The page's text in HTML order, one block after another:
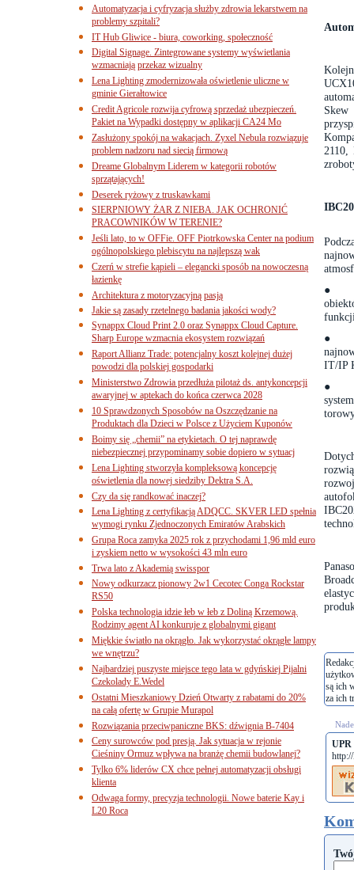
2110,
●
●
IT/IP
●
są ich
za ich
UPR
Automatyzacja i cyfryzacja służby zdrowia lekarstwem na
problemy szpitali?
IT Hub Gliwice - biura, coworking, społeczność
Digital Signage. Zintegrowane systemy wyświetlania
wzmacniają przekaz wizualny
Lena Lighting zmodernizowała oświetlenie uliczne w
gminie Gierałtowice
Credit Agricole rozwija cyfrową sprzedaż ubezpieczeń.
Pakiet na Wypadki dostępny w aplikacji CA24 Mo
Zasłużony spokój na wakacjach. Zyxel Nebula rozwiązuje
problem nadzoru nad siecią firmową
Dreame Globalnym Liderem w kategorii robotów
sprzątających!
Deserek ryżowy z truskawkami
SIERPNIOWY ŻAR Z NIEBA. JAK OCHRONIĆ
PRACOWNIKÓW W TERENIE?
Jeśli lato, to w OFFie. OFF Piotrkowska Center na podium
ogólnopolskiego plebiscytu na najlepszą wak
Czerń w strefie kąpieli – elegancki sposób na nowoczesną
łazienkę
Architektura z motoryzacyjną pasją
Jakie są zasady rzetelnego badania jakości wody?
Synappx Cloud Print 2.0 oraz Synappx Cloud Capture.
Sharp Europe wzmacnia ekosystem rozwiązań
Raport Allianz Trade: potencjalny koszt kolejnej dużej
powodzi dla polskiej gospodarki
Ministerstwo Zdrowia przedłuża pilotaż ds. antykoncepcji
awaryjnej w aptekach do końca czerwca 2028
10 Sprawdzonych Sposobów na Oszczędzanie na
Produktach dla Dzieci w Polsce z Użyciem Kuponów
Boimy się „chemii” na etykietach. O tej naprawdę
niebezpiecznej przypominamy sobie dopiero w sytuacj
Lena Lighting stworzyła kompleksową koncepcję
oświetlenia dla nowej siedziby Dektra S.A.
Czy da się randkować inaczej?
Lena Lighting z certyfikacją ADQCC. SKVER LED spełnia
wymogi rynku Zjednoczonych Emiratów Arabskich
Grupa Roca zamyka 2025 rok z przychodami 1,96 mld euro
i zyskiem netto w wysokości 43 mln euro
Trwa lato z Akademią swisspor
Nowy odkurzacz pionowy 2w1 Cecotec Conga Rockstar
RS50
Polska technologia idzie łeb w łeb z Doliną Krzemową.
Rodzimy agent AI konkuruje z globalnymi gigant
Miękkie światło na okrągło. Jak wykorzystać okrągłe lampy
we wnętrzu?
Najbardziej puszyste miejsce tego lata w gdyńskiej Pijalni
Czekolady E.Wedel
Ostatni Mieszkaniowy Dzień Otwarty z rabatami do 20%
na całą ofertę w Grupie Murapol
Rozwiązania przeciwpaniczne BKS: dźwignia B-7404
Ceny surowców pod presją. Jak sytuacja w rejonie
Cieśniny Ormuz wpływa na branżę chemii budowlanej?
Tylko 6% liderów CX chce pełnej automatyzacji obsługi
klienta
Odwaga formy, precyzja technologii. Nowe baterie Kay i
L20 Roca